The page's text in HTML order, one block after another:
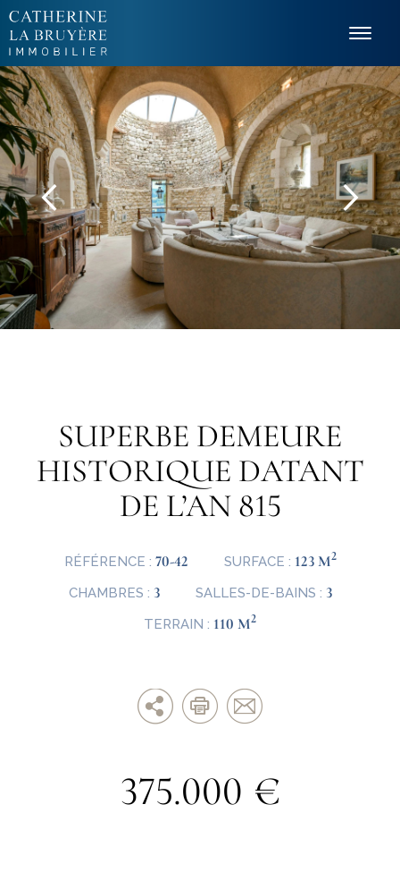
SUPERBE DEMEURE
HISTORIQUE DATANT
DE L’AN 815
RÉFÉRENCE : 70-42 SURFACE : 123 M2
CHAMBRES : 3 SALLES-DE-BAINS : 3
TERRAIN : 110 M2
375.000 €
Panneau de gestion des cookies